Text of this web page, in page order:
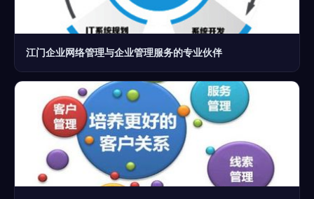
江门企业网络管理与企业管理服务的专业伙伴